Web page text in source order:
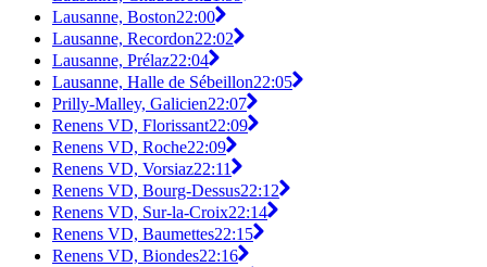
Lausanne, Boston22:00
Lausanne, Recordon22:02
Lausanne, Prélaz22:04
Lausanne, Halle de Sébeillon22:05
Prilly-Malley, Galicien22:07
Renens VD, Florissant22:09
Renens VD, Roche22:09
Renens VD, Vorsiaz22:11
Renens VD, Bourg-Dessus22:12
Renens VD, Sur-la-Croix22:14
Renens VD, Baumettes22:15
Renens VD, Biondes22:16